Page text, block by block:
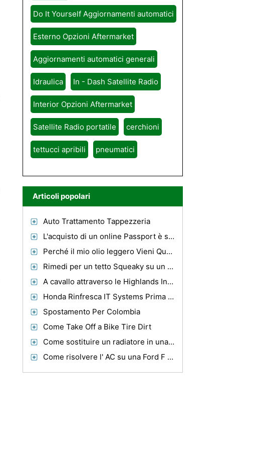
Do It Yourself Aggiornamenti automatici
Esterno Opzioni Aftermarket
Aggiornamenti automatici generali
Idraulica In - Dash Satellite Radio
Interior Opzioni Aftermarket
Satellite Radio portatile cerchioni
tettucci apribili pneumatici
Articoli popolari
Auto Trattamento Tappezzeria
L'acquisto di un online Passport è sicuramente il modo più veloce per Go
Perché il mio olio leggero Vieni Quando ho un sacco di olio alla macchina ?
Rimedi per un tetto Squeaky su un carrello da golf
A cavallo attraverso le Highlands In Un presidente Mao Cap
Honda Rinfresca IT Systems Prima F1 stagione inizia
Spostamento Per Colombia
Come Take Off a Bike Tire Dirt
Come sostituire un radiatore in una Jeep Wrangler
Come risolvere l' AC su una Ford F -150 V6